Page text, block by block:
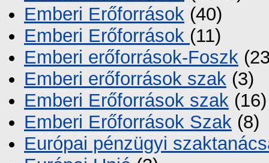
Emberi Erőforrások (40)
Emberi Erőforrások (11)
Emberi erőforrások-Foszk
Emberi erőforrások szak (3)
Emberi Erőforrások szak (16)
Emberi Erőforrások Szak (8)
Európai pénzügyi